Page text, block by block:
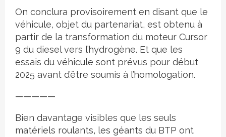
On conclura provisoirement en disant que le
véhicule, objet du partenariat, est obtenu à
partir de la transformation du moteur Cursor
9 du diesel vers l’hydrogène. Et que les
essais du véhicule sont prévus pour début
2025 avant d’être soumis à l’homologation.
—————
Bien davantage visibles que les seuls
matériels roulants, les géants du BTP ont